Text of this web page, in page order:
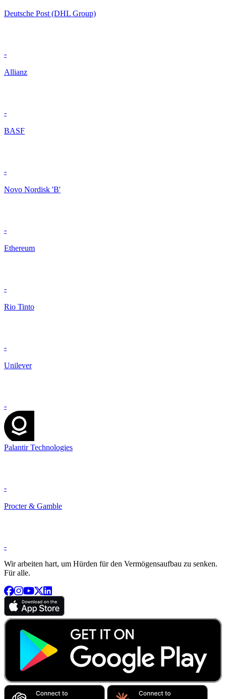
Deutsche Post (DHL Group)
-
Allianz
-
BASF
-
Novo Nordisk 'B'
-
Ethereum
-
Rio Tinto
-
Unilever
-
Palantir Technologies
-
Procter & Gamble
-
Wir arbeiten hart, um Hürden für den Vermögensaufbau zu senken.
Für alle.